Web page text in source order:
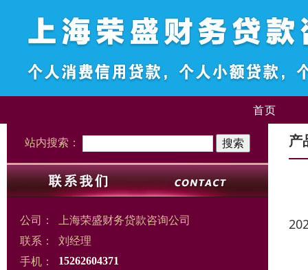
首页
站内搜索：
公司：
上海荣盛财务贷款咨询公司
联系：
刘经理
手机：
15262604371
产